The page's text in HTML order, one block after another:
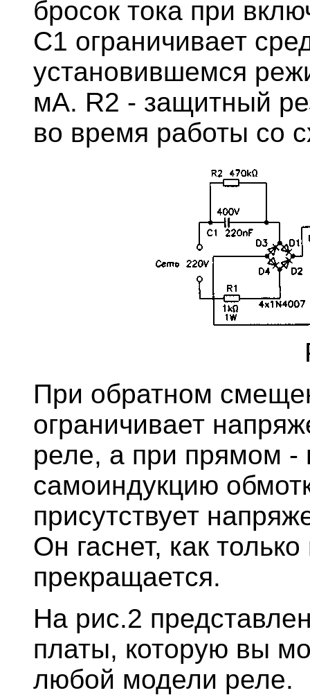
бросок тока при
С1 ограничивает
установившемся
мА. R2 - защитный
во время работы со
При обратном
ограничивает
реле, а при прямом -
самоиндукцию
присутствует
Он гаснет, как
прекращается.
На рис.2
платы, которую вы
любой модели реле.